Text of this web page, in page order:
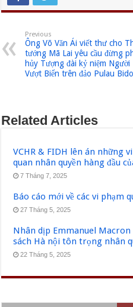
Previous
Ông Võ Văn Ái viết thư cho
tướng Mã Lai yêu cầu đừng
hủy Tượng đài kỷ niệm Người
Vượt Biển trên đảo Pulau
Related Articles
VCHR & FIDH lên án những
quan nhân quyền hàng đầu
7 Tháng 7, 2025
Báo cáo mới về các vi phạm
27 Tháng 5, 2025
Nhân dịp Emmanuel
sách Hà nội tôn trọng nhân
22 Tháng 5, 2025